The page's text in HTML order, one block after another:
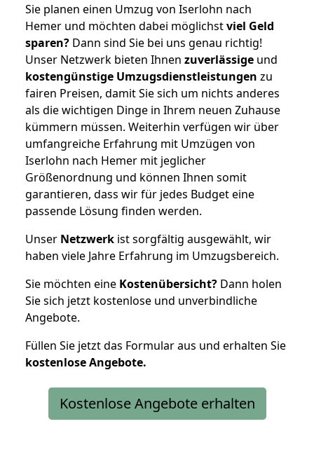
Sie planen einen Umzug von Iserlohn nach
Hemer und möchten dabei möglichstviel Geld
sparen? Dann sind Sie bei uns genau richtig!
Unser Netzwerk bieten Ihnen zuverlässige und
kostengünstige Umzugsdienstleistungen zu
fairen Preisen, damit Sie sich um nichts anderes
als die wichtigen Dinge in Ihrem neuen Zuhause
kümmern müssen. Weiterhin verfügen wir über
umfangreiche Erfahrung mit Umzügen von
Iserlohn nach Hemer mit jeglicher
Größenordnung und können Ihnen somit
garantieren, dass wir für jedes Budget eine
passende Lösung finden werden.
Unser Netzwerk ist sorgfältig ausgewählt, wir
haben viele Jahre Erfahrung im Umzugsbereich.
Sie möchten eine Kostenübersicht? Dann holen
Sie sich jetzt kostenlose und unverbindliche
Angebote.
Füllen Sie jetzt das Formular aus und erhalten Sie
kostenloseAngebote.
Kostenlose Angebote erhalten